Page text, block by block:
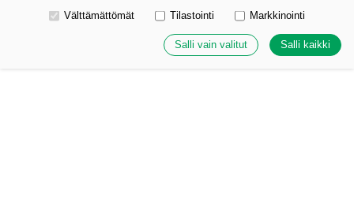
Valitse käytettävät evästeet
Välttämättömät Tilastointi Markkinointi
Salli vain valitut Salli kaikki